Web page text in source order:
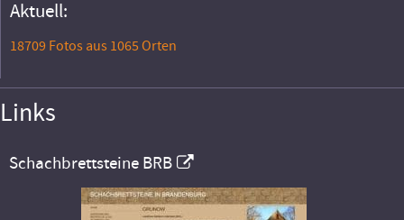
Aktuell:
18709 Fotos aus 1065 Orten
Links
Schachbrettsteine BRB